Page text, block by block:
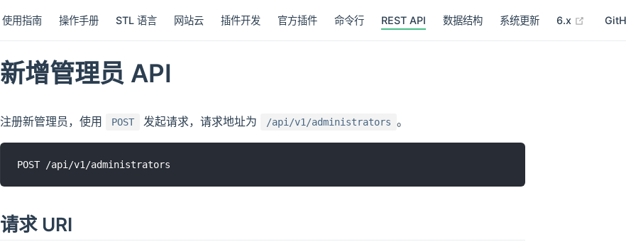
使用指南 操作手册 STL 语言 网站云 插件开发 官方插件 命令行 REST API 数据结构 系统更新 6.x (opens
新增管理员 API
注册新管理员，使用 POST 发起请求，请求地址为 /api/v1/administrators 。
请求 URI